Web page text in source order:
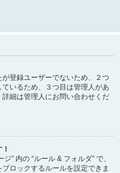
登録ユーザーでないため、２つ
いるため、３つ目は管理人があ
細は管理人にお問い合わせくだ
” 内の “ルール & フォルダ” で、
ロックするルールを設定できま